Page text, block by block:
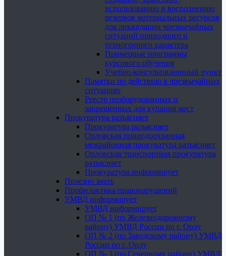
использованию и восполнению
резервов материальных ресурсов
для ликвидации чрезвычайных
ситуаций природного и
техногенного характера
Примерные программы
курсового обучения
Учебно-консультационный пункт
Памятки по действию в чрезвычайных
ситуациях
Реестр необорудованных и
запрещенных для купания мест
Прокуратура разъясняет
Прокуратура разъясняет
Орловская природоохранная
межрайонная прокуратура разъясняет
Орловская транспортная прокуратура
разъясняет
Прокуратура информирует
Полезно знать
Профилактика правонарушений
УМВД информирует
УМВД информирует
ОП № 1 (по Железнодорожному
району) УМВД России по г. Орлу
ОП № 2 (по Заводскому району) УМВД
России по г. Орлу
ОП № 3 (по Северному району) УМВД